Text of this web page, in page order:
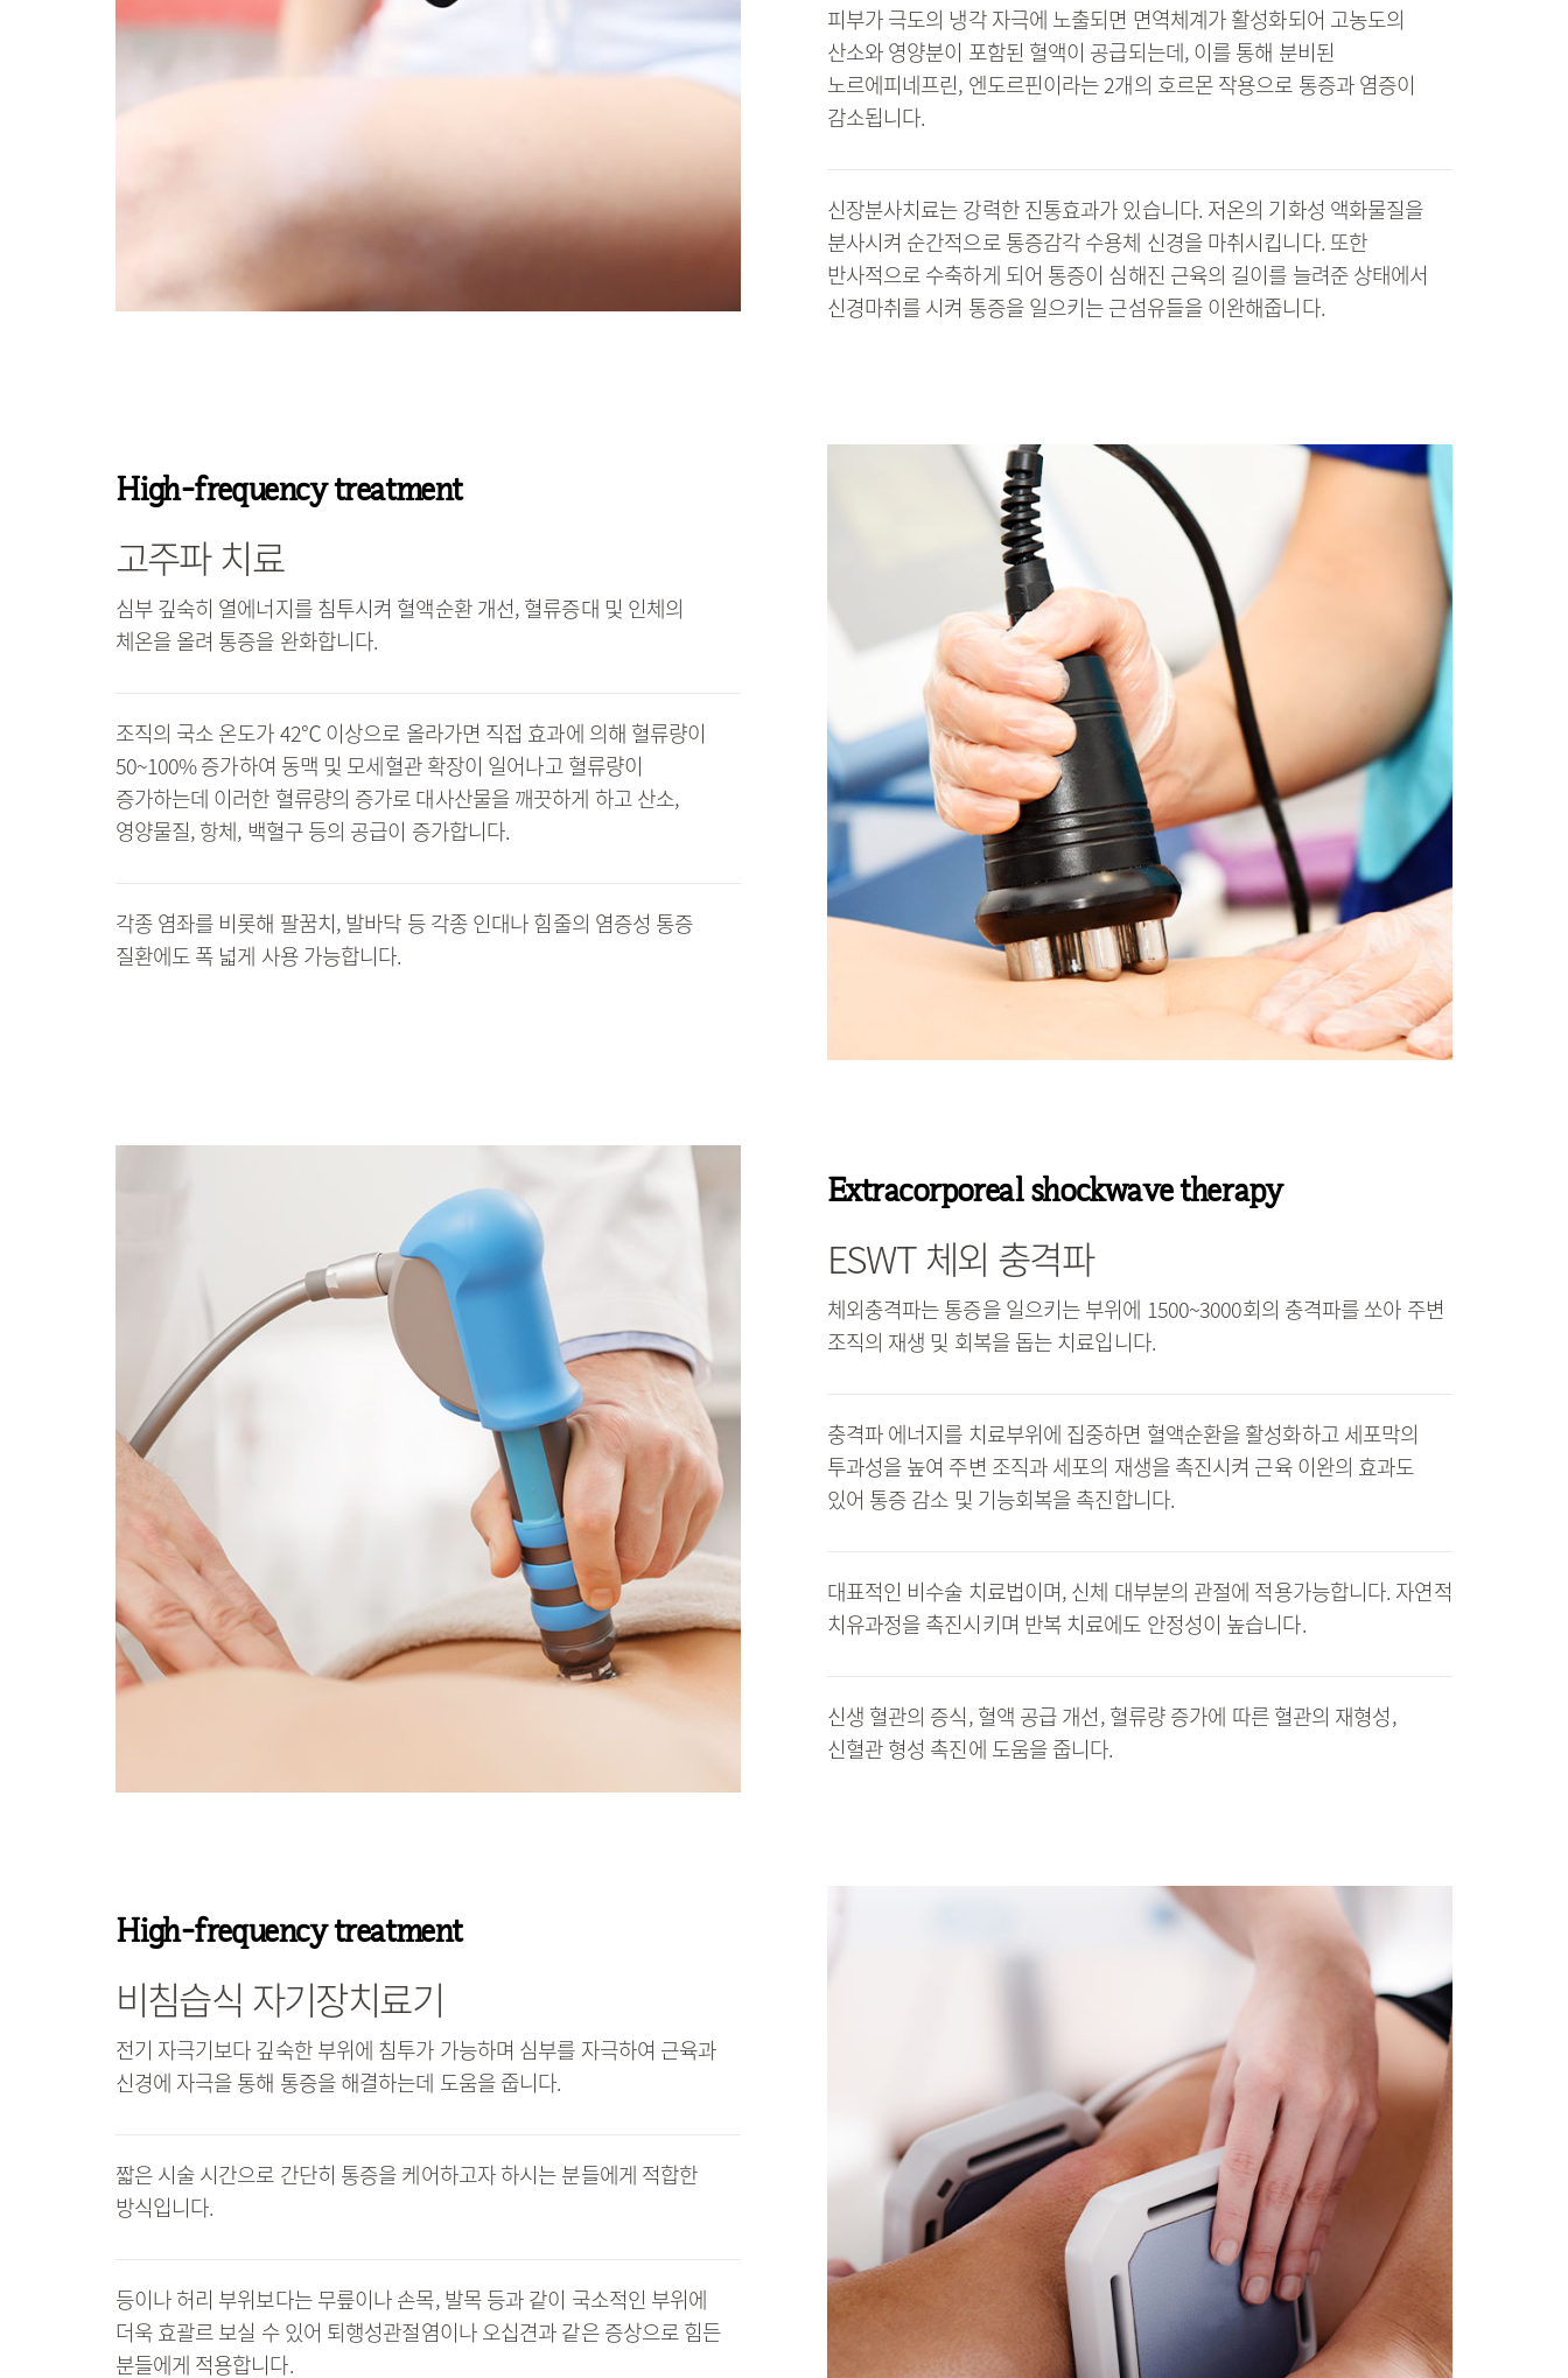
피부가 극도의 냉각 자극에 노출되면 면역체계가 활성화되어 고농도의
산소와 영양분이 포함된 혈액이 공급되는데, 이를 통해 분비된
노르에피네프린, 엔도르핀이라는 2개의 호르몬 작용으로 통증과 염증이
감소됩니다.
신장분사치료는 강력한 진통효과가 있습니다. 저온의 기화성 액화물질을
분사시켜 순간적으로 통증감각 수용체 신경을 마취시킵니다. 또한
반사적으로 수축하게 되어 통증이 심해진 근육의 길이를 늘려준 상태에서
신경마취를 시켜 통증을 일으키는 근섬유들을 이완해줍니다.
High-frequency treatment
고주파 치료
심부 깊숙히 열에너지를 침투시켜 혈액순환 개선, 혈류증대 및 인체의
체온을 올려 통증을 완화합니다.
조직의 국소 온도가 42℃ 이상으로 올라가면 직접 효과에 의해 혈류량이
50~100% 증가하여 동맥 및 모세혈관 확장이 일어나고 혈류량이
증가하는데 이러한 혈류량의 증가로 대사산물을 깨끗하게 하고 산소,
영양물질, 항체, 백혈구 등의 공급이 증가합니다.
각종 염좌를 비롯해 팔꿈치, 발바닥 등 각종 인대나 힘줄의 염증성 통증
질환에도 폭 넓게 사용 가능합니다.
Extracorporeal shockwave therapy
ESWT 체외 충격파
체외충격파는 통증을 일으키는 부위에 1500~3000회의 충격파를 쏘아 주변
조직의 재생 및 회복을 돕는 치료입니다.
충격파 에너지를 치료부위에 집중하면 혈액순환을 활성화하고 세포막의
투과성을 높여 주변 조직과 세포의 재생을 촉진시켜 근육 이완의 효과도
있어 통증 감소 및 기능회복을 촉진합니다.
대표적인 비수술 치료법이며, 신체 대부분의 관절에 적용가능합니다. 자연적
치유과정을 촉진시키며 반복 치료에도 안정성이 높습니다.
신생 혈관의 증식, 혈액 공급 개선, 혈류량 증가에 따른 혈관의 재형성,
신혈관 형성 촉진에 도움을 줍니다.
High-frequency treatment
비침습식 자기장치료기
전기 자극기보다 깊숙한 부위에 침투가 가능하며 심부를 자극하여 근육과
신경에 자극을 통해 통증을 해결하는데 도움을 줍니다.
짧은 시술 시간으로 간단히 통증을 케어하고자 하시는 분들에게 적합한
방식입니다.
등이나 허리 부위보다는 무릎이나 손목, 발목 등과 같이 국소적인 부위에
더욱 효괄르 보실 수 있어 퇴행성관절염이나 오십견과 같은 증상으로 힘든
분들에게 적용합니다.